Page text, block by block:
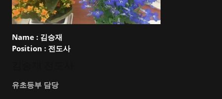
Name : 김승재
Position : 전도사
유초등부 담당